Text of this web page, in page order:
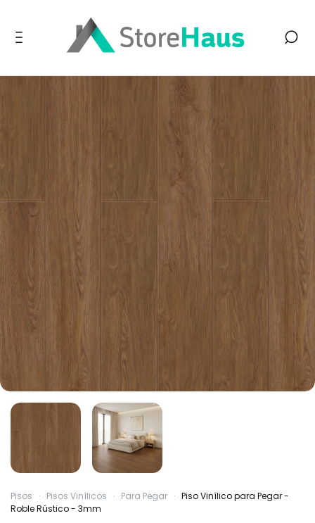
Pisos · Pisos Vinílicos · Para Pegar · Piso Vinílico para Pegar -
Roble Rústico - 3mm